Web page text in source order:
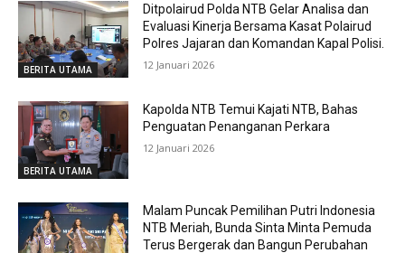
BERITA UTAMA
Ditpolairud Polda NTB Gelar Analisa dan
Evaluasi Kinerja Bersama Kasat Polairud
Polres Jajaran dan Komandan Kapal Polisi.
12 Januari 2026
BERITA UTAMA
Kapolda NTB Temui Kajati NTB, Bahas
Penguatan Penanganan Perkara
12 Januari 2026
Malam Puncak Pemilihan Putri Indonesia
NTB Meriah, Bunda Sinta Minta Pemuda
Terus Bergerak dan Bangun Perubahan